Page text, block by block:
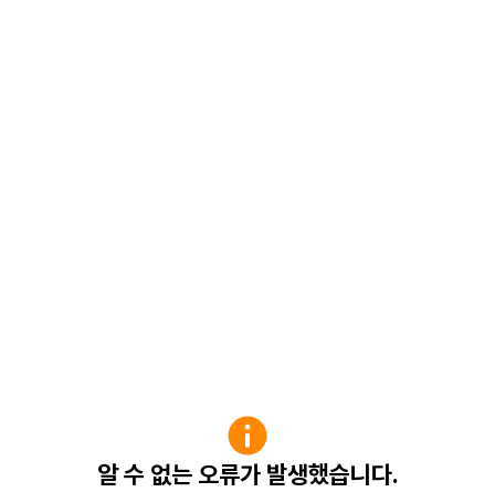
알 수 없는 오류가 발생했습니다.